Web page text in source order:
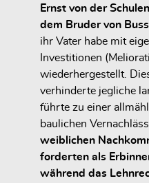
Ernst von der
dem Bruder von
ihr Vater habe mit
Investitionen
wiederhergestellt.
verhinderte jegliche
führte zu einer
baulichen
weiblichen
forderten als
während das